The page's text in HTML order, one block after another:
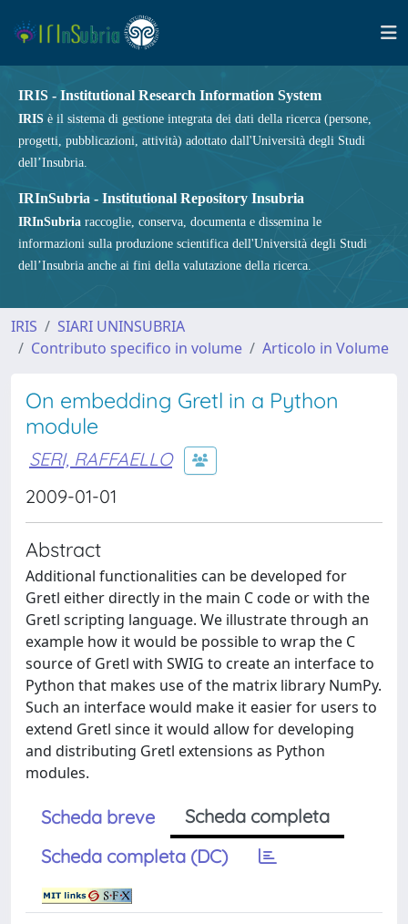
IRIS - Institutional Research Information System
IRIS è il sistema di gestione integrata dei dati della ricerca (persone,
progetti, pubblicazioni, attività) adottato dall'Università degli Studi
dell’Insubria.
IRInSubria - Institutional Repository Insubria
IRInSubria raccoglie, conserva, documenta e dissemina le
informazioni sulla produzione scientifica dell'Università degli Studi
dell’Insubria anche ai fini della valutazione della ricerca.
IRIS
SIARI UNINSUBRIA
Contributo specifico in volume
Articolo in Volume
On embedding Gretl in a Python
module
SERI, RAFFAELLO
2009-01-01
Abstract
Additional functionalities can be developed for
Gretl either directly in the main C code or with the
Gretl scripting language. We illustrate through an
example how it would be possible to wrap the C
source of Gretl with SWIG to create an interface to
Python that makes use of the matrix library NumPy.
Such an interface would make it easier for users to
extend Gretl since it would allow for developing
and distributing Gretl extensions as Python
modules.
Scheda breve
Scheda completa
Scheda completa (DC)